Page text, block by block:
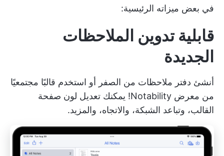
في بعض ميزاته الرئيسية:
قابلية تدوين الملاحظات
الجديدة
أنشئ دفتر ملاحظات من الصفر أو استخدم قالبًا مجتمعيًا
من معرض Notability! يمكنك تعديل لون صفحة
القالب، وتباعد الشبكة، والاتجاه، والمزيد.